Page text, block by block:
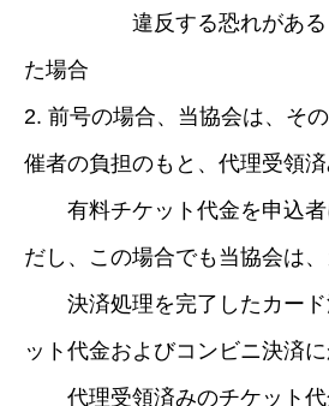
違反する恐れがあると
た場合
2. 前号の場合、当協会は、そ
催者の負担のもと、代理受領
有料チケット代金を申込者
だし、この場合でも当協会は
決済処理を完了したカード
ット代金およびコンビニ決済
代理受領済みのチケット代